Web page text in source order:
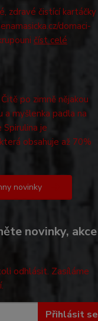
zdravé čistící kartáčky
domaci-
číst celé
po zimně nějakou
a myšlenka padla na
Spirulina je
obsahuje až 70%
novinky
novinky, akce
odhlásit. Zasíláme
Přihlásit se